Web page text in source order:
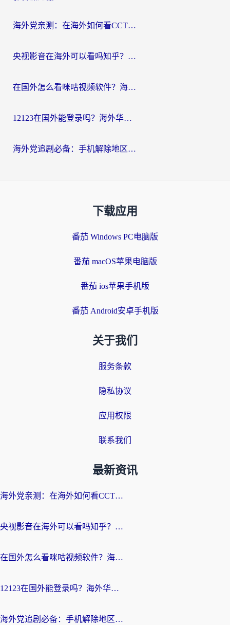
海外党亲测：在海外如何看CCTV？告别“仅限大陆播放”的实用指南
央视影音在海外可以看吗知乎？留学生亲测：3步解决地域限制+追剧自由
在国外怎么看咪咕视频软件？海外党亲测有效的回国加速方案
12123在国外能登录吗？海外华人必看的回国加速实用指南
海外党追剧必备：手机解除地区限制app怎么选？解决央视视频&国内剧地区限制全指南
下载应用
番茄 Windows PC电脑版
番茄 macOS苹果电脑版
番茄 ios苹果手机版
番茄 Android安卓手机版
关于我们
服务条款
隐私协议
应用权限
联系我们
最新资讯
海外党亲测：在海外如何看CCTV？告别“仅限大陆播放”的实用指南
央视影音在海外可以看吗知乎？留学生亲测：3步解决地域限制+追剧自由
在国外怎么看咪咕视频软件？海外党亲测有效的回国加速方案
12123在国外能登录吗？海外华人必看的回国加速实用指南
海外党追剧必备：手机解除地区限制app怎么选？解决央视视频&国内剧地区限制全指南